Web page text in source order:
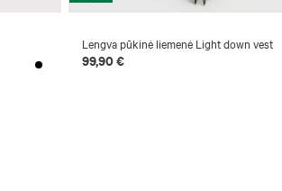
Lengva pūkinė liemenė Light down vest
99,90 €